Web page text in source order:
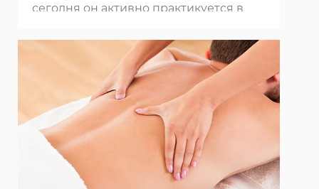
сегодня он активно практикуется в
Воздействие массажа на организм
малышей очень многогранно.